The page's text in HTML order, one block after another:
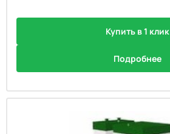
Купить в 1 клик
Подробнее